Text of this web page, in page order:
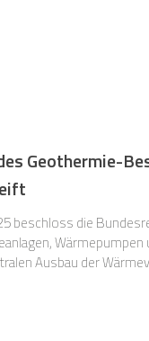
Geothermie-
die
Ausbau der